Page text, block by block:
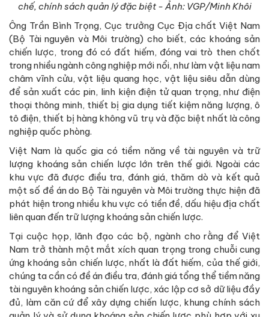
chế, chính sách quản lý đặc biệt - Ảnh: VGP/Minh Khôi
Ông Trần Bình Trọng, Cục trưởng Cục Địa chất Việt Nam
(Bộ Tài nguyên và Môi trường) cho biết, các khoáng sản
chiến lược, trong đó có đất hiếm, đóng vai trò then chốt
trong nhiều ngành công nghiệp mới nổi, như làm vật liệu nam
châm vĩnh cửu, vật liệu quang học, vật liệu siêu dẫn dùng
để sản xuất các pin, linh kiện điện tử quan trọng, như điện
thoại thông minh, thiết bị gia dụng tiết kiệm năng lượng, ô
tô điện, thiết bị hàng không vũ trụ và đặc biệt nhất là công
nghiệp quốc phòng.
Việt Nam là quốc gia có tiềm năng về tài nguyên và trữ
lượng khoáng sản chiến lược lớn trên thế giới. Ngoài các
khu vực đã được điều tra, đánh giá, thăm dò và kết quả
một số đề án do Bộ Tài nguyên và Môi trường thực hiện đã
phát hiện trong nhiều khu vực có tiền đề, dấu hiệu địa chất
liên quan đến trữ lượng khoáng sản chiến lược.
Tại cuộc họp, lãnh đạo các bộ, ngành cho rằng để Việt
Nam trở thành một mắt xích quan trọng trong chuỗi cung
ứng khoáng sản chiến lược, nhất là đất hiếm, của thế giới,
chúng ta cần có đề án điều tra, đánh giá tổng thể tiềm năng
tài nguyên khoáng sản chiến lược, xác lập cơ sở dữ liệu đầy
đủ, làm căn cứ để xây dựng chiến lược, khung chính sách